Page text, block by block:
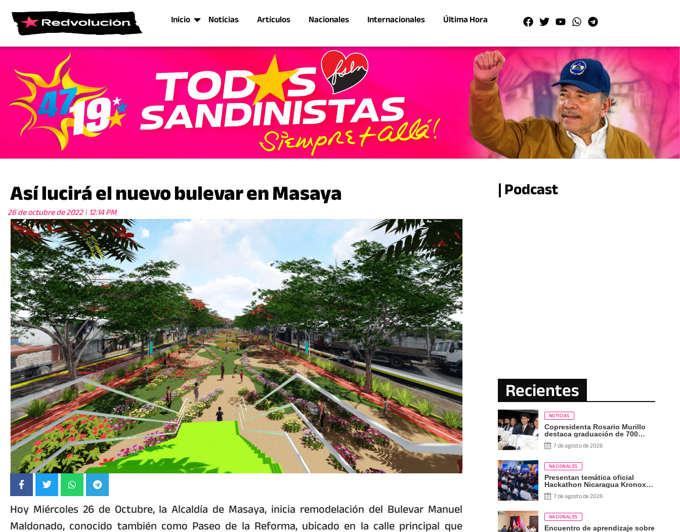
Inicio Noticias Artículos Nacionales Internacionales Última Hora
Así lucirá el nuevo bulevar en Masaya
26 de octubre de 2022 12:14 PM
Hoy Miércoles 26 de Octubre, la Alcaldía de Masaya, inicia remodelación del Bulevar Manuel
Maldonado, conocido también como Paseo de la Reforma, ubicado en la calle principal que
| Podcast
Recientes
NOTICIAS
Copresidenta Rosario Murillo
destaca graduación de 700
nuevos profesionales Pueblo
Presidente
7 de agosto de 2026
NACIONALES
Presentan temática oficial
Hackathon Nicaragua Kronox
2026, 10 años ¡Siempre Más
Allá!7 de agosto de 2026
NACIONALES
Encuentro de aprendizaje sobre